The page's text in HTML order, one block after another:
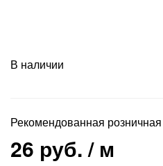
В наличии
Рекомендованная
26 руб./ м